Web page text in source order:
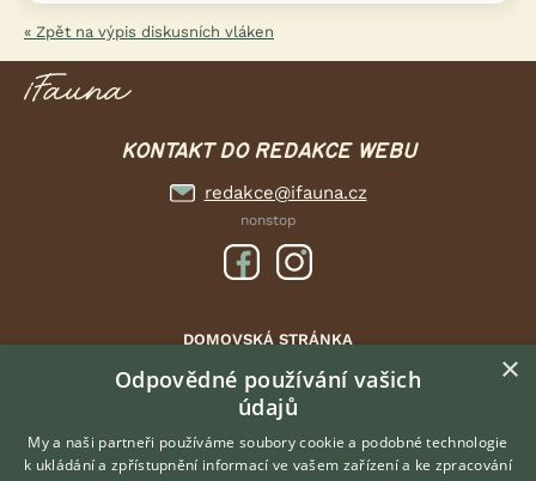
« Zpět na výpis diskusních vláken
KONTAKT DO REDAKCE WEBU
redakce@ifauna.cz
nonstop
DOMOVSKÁ STRÁNKA
INZERCE
DISKUSE
ČLÁNKY
ATLAS
×
Odpovědné používání vašich
údajů
My a naši partneři používáme soubory cookie a podobné technologie
k ukládání a zpřístupnění informací ve vašem zařízení a ke zpracování